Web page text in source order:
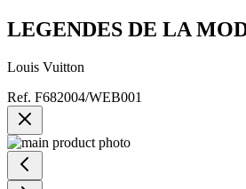
LEGENDES DE LA
Louis Vuitton
Ref. F682004/WEB001